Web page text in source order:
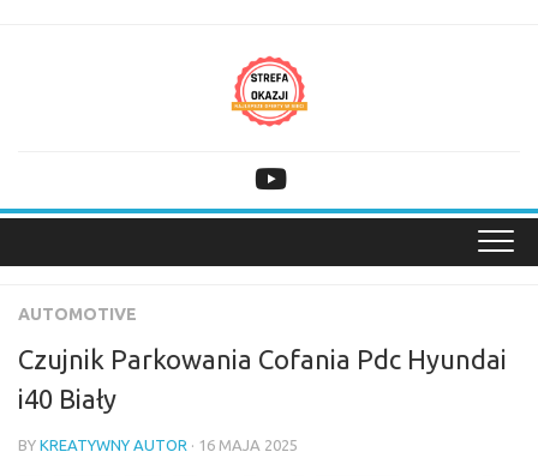
AUTOMOTIVE
Czujnik Parkowania Cofania Pdc Hyundai
i40 Biały
BY KREATYWNY AUTOR · 16 MAJA 2025